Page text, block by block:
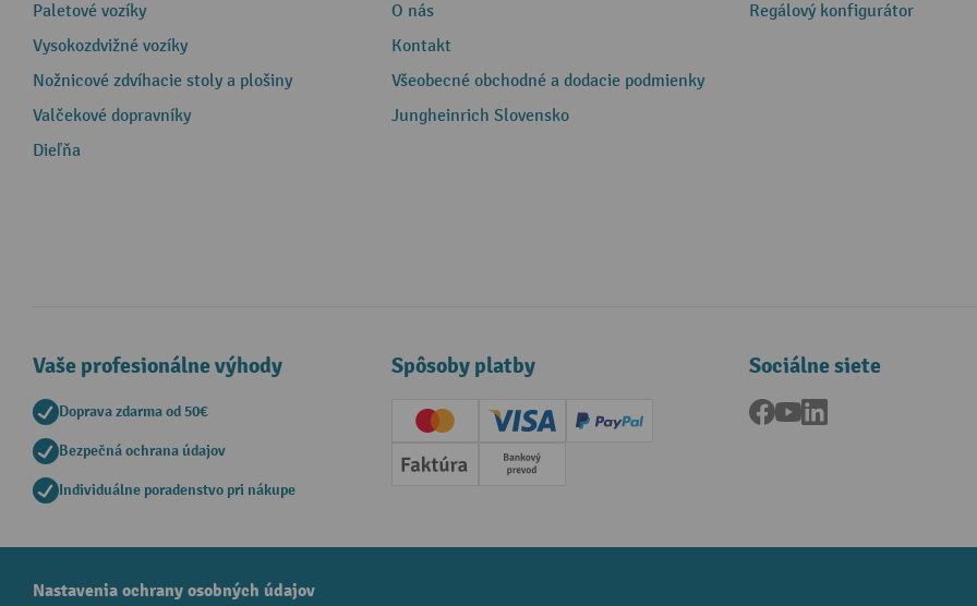
Paletové vozíky
Vysokozdvižné vozíky
Nožnicové zdvíhacie stoly a plošiny
Valčekové dopravníky
Dieľňa
O nás
Kontakt
Všeobecné obchodné a dodacie podmienky
Jungheinrich Slovensko
Regálový konfigurátor
Vaše profesionálne výhody
Doprava zdarma od 50€
Bezpečná ochrana údajov
Individuálne poradenstvo pri nákupe
Spôsoby platby
Creditcard (Master)Creditcard (Visa)
PayPal
Faktúra Predplatba
Sociálne siete
Facebook
YouTube
Nastavenia ochrany osobných údajov